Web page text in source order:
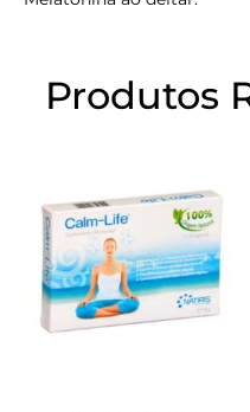
Produtos